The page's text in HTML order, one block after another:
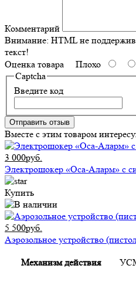
Комментарий
Внимание: HTML не
текст!
Оценка товара Плохо
Captcha
Введите код
Отправить отзыв
Вместе с этим товаром
3 000руб.
Электрошокер «Оса-Аларм» с
Купить
5 500руб.
Аэрозольное устройство
Механизм действия